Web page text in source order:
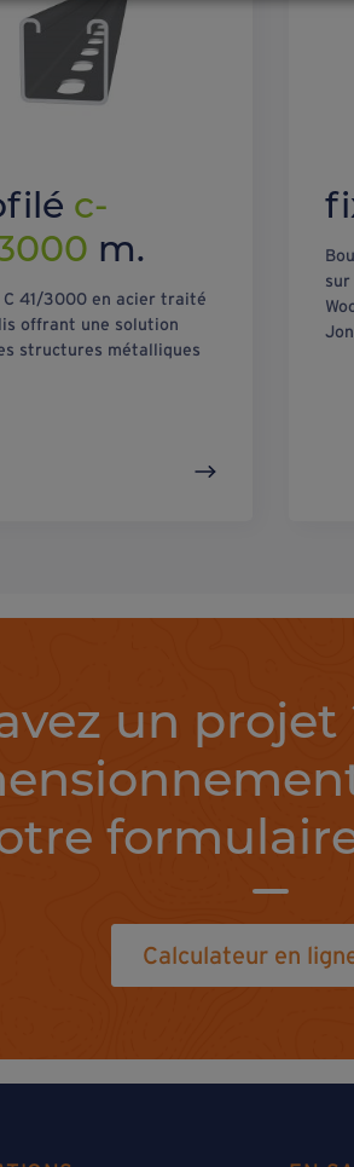
c-
m.
41/3000 en acier traité
offrant une solution
structures métalliques
sur
un
Calculateur en